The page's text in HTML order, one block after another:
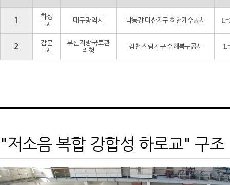
1
화성
교
대구광역시 낙동강 다산지구 하천개수공사
2
감문
교
부산지방국토관
리청
감천 신림지구 수해복구공사